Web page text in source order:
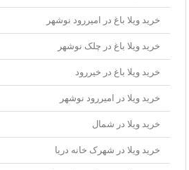
خرید ویلا باغ در امیررود نوشهر
خرید ویلا باغ در چلک نوشهر
خرید ویلا باغ در خیررود
خرید ویلا در امیررود نوشهر
خرید ویلا در شمال
خرید ویلا در شهرک خانه دریا